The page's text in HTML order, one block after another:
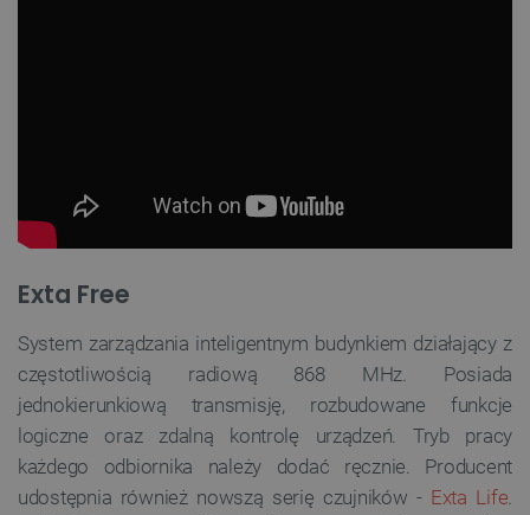
Exta Free
System zarządzania inteligentnym budynkiem działający z
częstotliwością radiową 868 MHz. Posiada
jednokierunkiową transmisję, rozbudowane funkcje
logiczne oraz zdalną kontrolę urządzeń. Tryb pracy
każdego odbiornika należy dodać ręcznie. Producent
udostępnia również nowszą serię czujników - Exta Life.